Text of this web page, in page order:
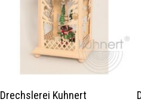
Drechslerei Kuhnert